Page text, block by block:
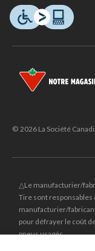
© 2026 La Société
△Le manufacturier/
Tire sont
manufacturier/
pour défrayer le coût
pneus usagés.